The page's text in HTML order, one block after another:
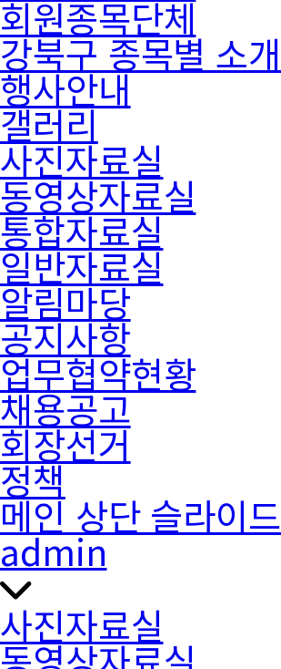
회원종목단체
강북구 종목별 소개
행사안내
갤러리
사진자료실
동영상자료실
통합자료실
일반자료실
알림마당
공지사항
업무협약현황
채용공고
회장선거
정책
메인 상단 슬라이드
admin
사진자료실